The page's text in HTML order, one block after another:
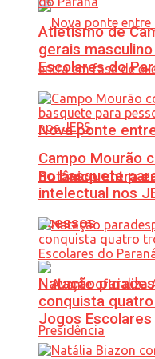
Nova ponte
Botânico entra
acessos
Atletismo de
gerais
Escolares do
Campo Mourão
no basquete
intelectual nos
Natação
conquista
Jogos Escolares